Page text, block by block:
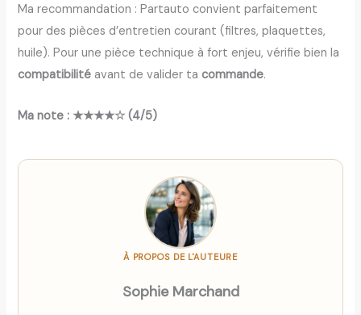
Ma recommandation : Partauto convient parfaitement
pour des pièces d’entretien courant (filtres, plaquettes,
huile). Pour une pièce technique à fort enjeu, vérifie bien la
compatibilité avant de valider tacommande.
Ma note : ★★★★☆ (4/5)
À PROPOS DE L'AUTEURE
Sophie Marchand